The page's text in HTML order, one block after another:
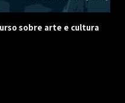
sobre arte e cultura